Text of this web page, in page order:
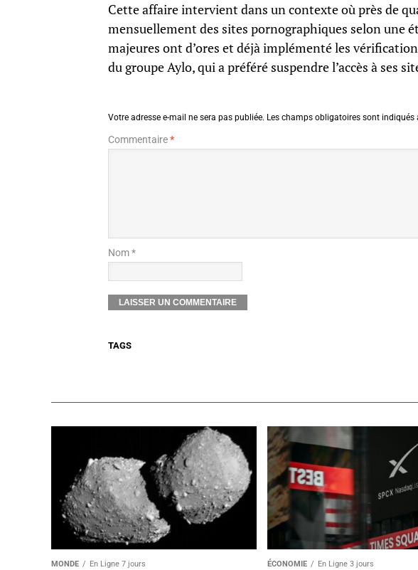
Cette affaire intervient dans un contexte où près de
mensuellement des sites pornographiques selon une
majeures ont d’ores et déjà implémenté les
du groupe Aylo, qui a préféré suspendre l’accès à ses
Votre adresse e-mail ne sera pas publiée. Les champs obligatoires sont indiqués
Commentaire*
Nom *
TAGS
MONDE En Ligne 7 jours ÉCONOMIE En Ligne 3 jours